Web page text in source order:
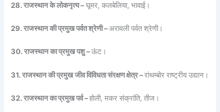
28. राजस्थान के लोकनृत्य –घूमर, कलबेलिया, भावाई।
29. राजस्थान की प्रमुख पर्वत श्रेणी –अरावली पर्वत श्रेणी।
30. राजस्थान का प्रमुख पशु –ऊंट।
31. राजस्थान की प्रमुख जीव विविधता संरक्षण क्षेत्र –रांथम्बोर राष्ट्रीय उद्यान।
32. राजस्थान का प्रमुख पर्व –होली, मकर संक्रांति, तीज।